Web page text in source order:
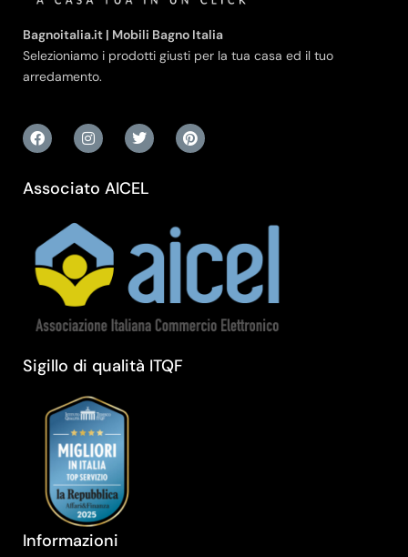
Bagnoitalia.it | Mobili Bagno Italia
Selezioniamo i prodotti giusti per la tua casa ed il tuo
arredamento.
Associato AICEL
Sigillo di qualità ITQF
Informazioni